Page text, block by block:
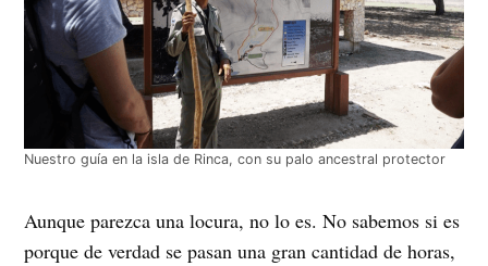
Nuestro guía en la isla de Rinca, con su palo ancestral protector
Aunque parezca una locura, no lo es. No sabemos si es
porque de verdad se pasan una gran cantidad de horas,